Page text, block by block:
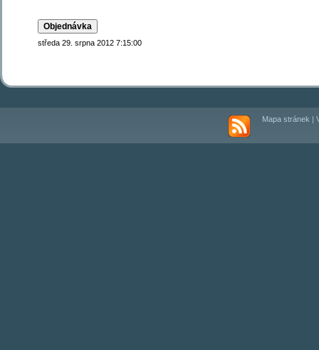
středa 29. srpna 2012 7:15:00
Mapa stránek |